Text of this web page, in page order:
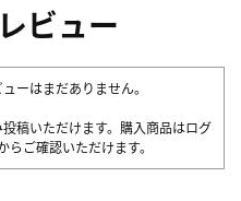
ビュー
ーはまだありません。
稿いただけます。購入商品はログ
らご確認いただけます。